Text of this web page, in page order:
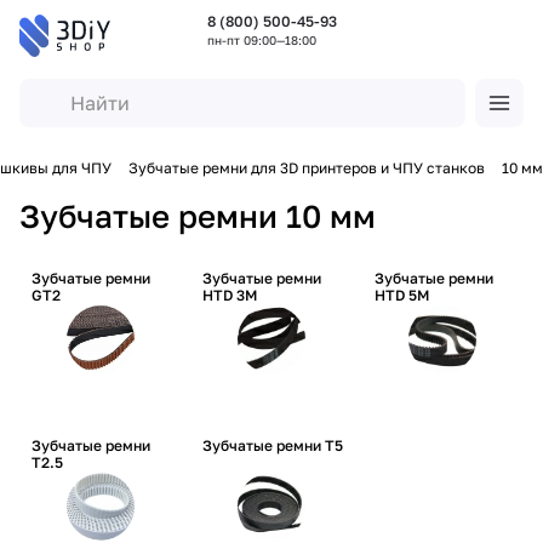
8 (800) 500-45-93
пн-пт 09:00—18:00
для ЧПУ Зубчатые ремни для 3D принтеров и ЧПУ станков 10 мм
Зубчатые ремни 10 мм
Зубчатые ремни
GT2
Зубчатые ремни
HTD 3M
Зубчатые ремни
HTD 5M
Зубчатые ремни
T2.5
Зубчатые ремни T5